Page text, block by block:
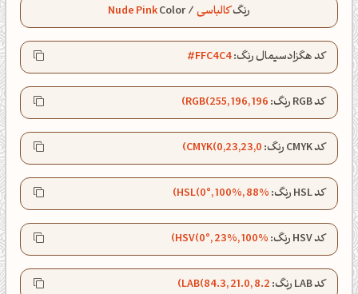
رنگکالباسی/
Color
Nude Pink
کد هگزادسیمال رنگ:#FFC4C4
کد RGB رنگ: RGB(255, 196, 196)
کد CMYK رنگ: CMYK(0,23,23,0)
کد HSL رنگ: HSL(0°, 100%, 88%)
کد HSV رنگ: HSV(0°, 23%, 100%)
کد LAB رنگ: LAB(84.3, 21.0, 8.2)
صبحت بخیر❤️